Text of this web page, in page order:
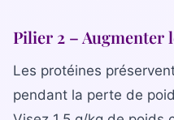
Pilier 2 – Augmenter
Les protéines
pendant la perte de